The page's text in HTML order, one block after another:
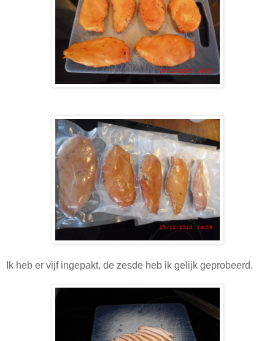
Ik heb er vijf ingepakt, de zesde heb ik gelijk geprobeerd.